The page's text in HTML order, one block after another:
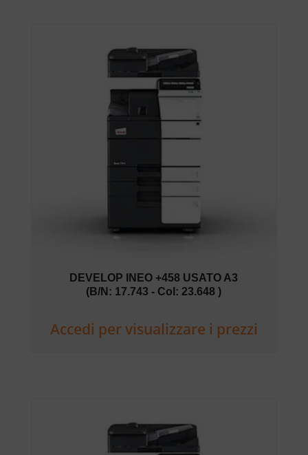
DEVELOP INEO +458 USATO A3
(B/N: 17.743 - Col: 23.648 )
Accedi per visualizzare i prezzi